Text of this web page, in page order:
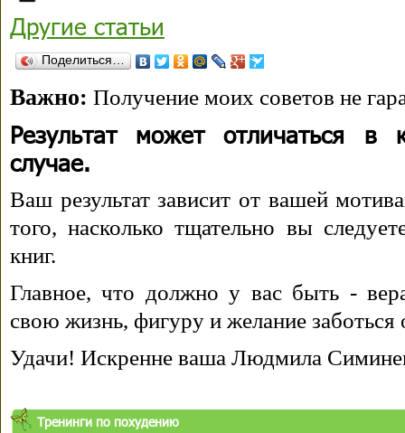
Другие статьи
Поделиться…
Важно: Получение моих советов не
Результат может отличаться в
случае.
Ваш результат зависит от вашей
того, насколько тщательно вы
книг.
Главное, что должно у вас быть -
свою жизнь, фигуру и желание заботься
Удачи! Искренне ваша Людмила
Тренинги по похудению